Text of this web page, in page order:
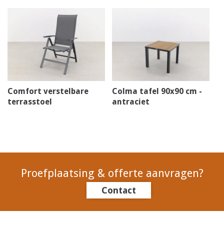
Comfort verstelbare
terrasstoel
Colma tafel 90x90 cm -
antraciet
Proefplaatsing & offerte aanvragen?
Contact